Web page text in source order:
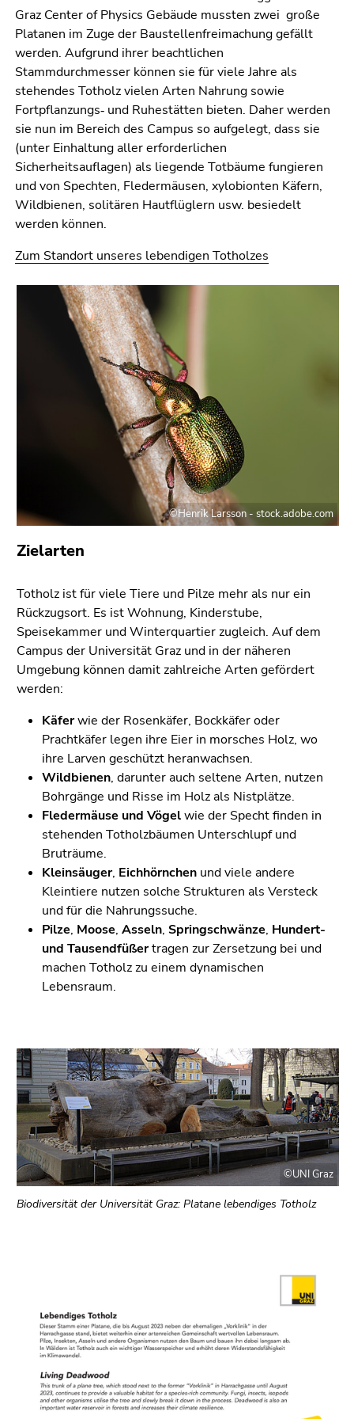
Graz Center of Physics Gebäude mussten zwei große
Platanen im Zuge der Baustellenfreimachung gefällt
werden. Aufgrund ihrer beachtlichen
Stammdurchmesser können sie für viele Jahre als
stehendes Totholz vielen Arten Nahrung sowie
Fortpflanzungs‐ und Ruhestätten bieten. Daher werden
sie nun im Bereich des Campus so aufgelegt, dass sie
(unter Einhaltung aller erforderlichen
Sicherheitsauflagen) als liegende Totbäume fungieren
und von Spechten, Fledermäusen, xylobionten Käfern,
Wildbienen, solitären Hautflüglern usw. besiedelt
werden können.
Zum Standort unseres lebendigen Totholzes
Zielarten
Totholz ist für viele Tiere und Pilze mehr als nur ein
Rückzugsort. Es ist Wohnung, Kinderstube,
Speisekammer und Winterquartier zugleich. Auf dem
Campus der Universität Graz und in der näheren
Umgebung können damit zahlreiche Arten gefördert
werden:
Käferwie der Rosenkäfer, Bockkäfer oder
Prachtkäfer legen ihre Eier in morsches Holz, wo
ihre Larven geschützt heranwachsen.
Wildbienen, darunter auch seltene Arten, nutzen
Bohrgänge und Risse im Holz als Nistplätze.
Fledermäuse und Vögelwie der Specht finden in
stehenden Totholzbäumen Unterschlupf und
Bruträume.
Kleinsäuger, Eichhörnchen und viele andere
Kleintiere nutzen solche Strukturen als Versteck
und für die Nahrungssuche.
Pilze, Moose, Asseln, Springschwänze, Hundert-
und Tausendfüßertragen zur Zersetzung bei und
machen Totholz zu einem dynamischen
Lebensraum.
©Henrik Larsson - stock.adobe.com
©UNI Graz
Biodiversität der Universität Graz: Platane lebendiges Totholz